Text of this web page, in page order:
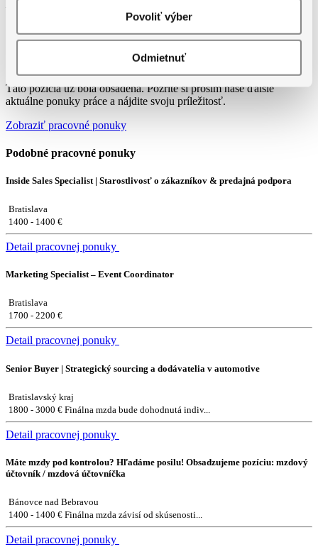
Povoliť výber
Odmietnuť
Táto pozícia už bola obsadená. Pozrite si prosím naše ďalšie
aktuálne ponuky práce a nájdite svoju príležitosť.
Zobraziť pracovné ponuky
Podobné pracovné ponuky
Inside Sales Specialist | Starostlivosť o zákazníkov & predajná podpora
Bratislava
1400 - 1400 €
Detail pracovnej ponuky
Marketing Specialist – Event Coordinator
Bratislava
1700 - 2200 €
Detail pracovnej ponuky
Senior Buyer | Strategický sourcing a dodávatelia v automotive
Bratislavský kraj
1800 - 3000 € Finálna mzda bude dohodnutá indiv...
Detail pracovnej ponuky
Máte mzdy pod kontrolou? Hľadáme posilu! Obsadzujeme pozíciu: mzdový
účtovník / mzdová účtovníčka
Bánovce nad Bebravou
1400 - 1400 € Finálna mzda závisí od skúsenosti...
Detail pracovnej ponuky